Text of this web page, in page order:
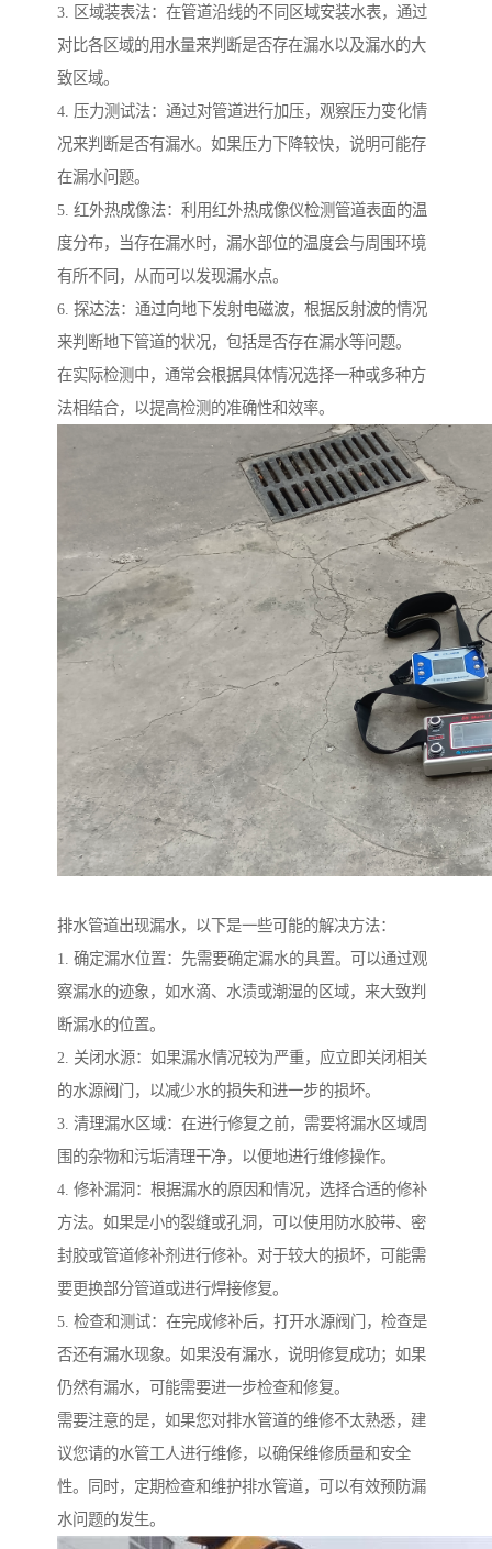
3. 区域装表法：在管道沿线的不同区域安装水表，通过
对比各区域的用水量来判断是否存在漏水以及漏水的大
致区域。
4. 压力测试法：通过对管道进行加压，观察压力变化情
况来判断是否有漏水。如果压力下降较快，说明可能存
在漏水问题。
5. 红外热成像法：利用红外热成像仪检测管道表面的温
度分布，当存在漏水时，漏水部位的温度会与周围环境
有所不同，从而可以发现漏水点。
6. 探达法：通过向地下发射电磁波，根据反射波的情况
来判断地下管道的状况，包括是否存在漏水等问题。
在实际检测中，通常会根据具体情况选择一种或多种方
法相结合，以提高检测的准确性和效率。
排水管道出现漏水，以下是一些可能的解决方法：
1. 确定漏水位置：先需要确定漏水的具置。可以通过观
察漏水的迹象，如水滴、水渍或潮湿的区域，来大致判
断漏水的位置。
2. 关闭水源：如果漏水情况较为严重，应立即关闭相关
的水源阀门，以减少水的损失和进一步的损坏。
3. 清理漏水区域：在进行修复之前，需要将漏水区域周
围的杂物和污垢清理干净，以便地进行维修操作。
4. 修补漏洞：根据漏水的原因和情况，选择合适的修补
方法。如果是小的裂缝或孔洞，可以使用防水胶带、密
封胶或管道修补剂进行修补。对于较大的损坏，可能需
要更换部分管道或进行焊接修复。
5. 检查和测试：在完成修补后，打开水源阀门，检查是
否还有漏水现象。如果没有漏水，说明修复成功；如果
仍然有漏水，可能需要进一步检查和修复。
需要注意的是，如果您对排水管道的维修不太熟悉，建
议您请的水管工人进行维修，以确保维修质量和安全
性。同时，定期检查和维护排水管道，可以有效预防漏
水问题的发生。